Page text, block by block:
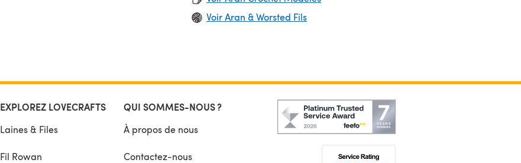
Voir Aran & Worsted Fils
EXPLOREZ LOVECRAFTS
Laines & Files
Fil Rowan
QUI SOMMES-NOUS ?
À propos de nous
Contactez-nous